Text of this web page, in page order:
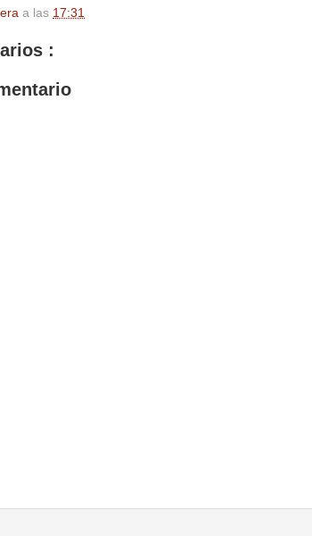
a las 17:31
: